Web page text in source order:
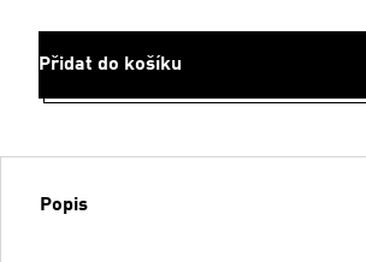
Přidat do košíku
Popis